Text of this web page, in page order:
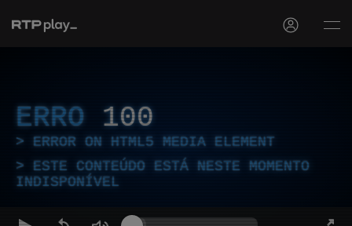
ERRO 100
ERROR ON HTML5 MEDIA ELEMENT
ESTE CONTEÚDO ESTÁ NESTE MOMENTO
INDISPONÍVEL